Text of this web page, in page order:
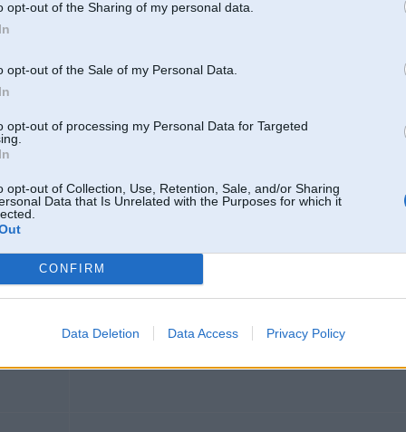
opt-out of the Sharing of my personal data.
opt-out of the Sale of my Personal Data.
opt-out of processing my Personal Data for Targeted
opt-out of Collection, Use, Retention, Sale, and/or Sharing
Data that Is Unrelated with the Purposes for which it
CONFIRM
Data Deletion Data Access Privacy Policy
01. Jun 2009, 20:32
600NM,
Paņem un iesēdini lidmašīnā uz Ibizu
Var aizbraukt Liepājā uz karostas virssardzi (cietumu), tur veči uztaisa tādu
ko... Arests tā , ka pats vaininieks nesaprot kas notiek, cienāšana ar šņabi ,